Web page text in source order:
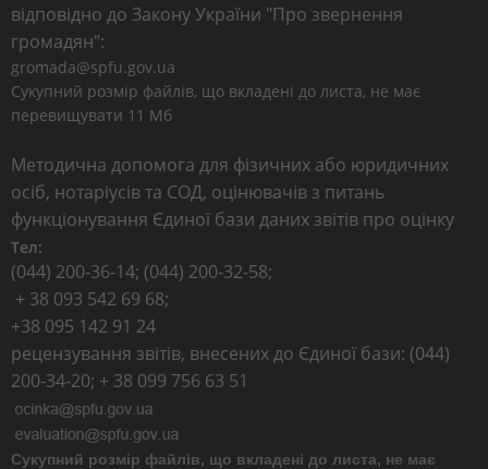
відповідно до Закону України "Про звернення
громадян":
gromada@spfu.gov.ua
Сукупний розмір файлів, що вкладені до листа, не має
перевищувати 11 Мб
Методична допомога для фізичних або юридичних
осіб, нотаріусів та СОД, оцінювачів з питань
функціонування Єдиної бази даних звітів про оцінку
Тел:
(044) 200-36-14; (044) 200-32-58;
+ 38 093 542 69 68;
+38 095 142 91 24
рецензування звітів, внесених до Єдиної бази: (044)
200-34-20; + 38 099 756 63 51
Сукупний розмір файлів, що вкладені до листа, не має